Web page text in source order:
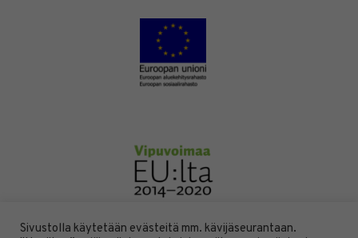
Sivustolla käytetään evästeitä mm. kävijäseurantaan.